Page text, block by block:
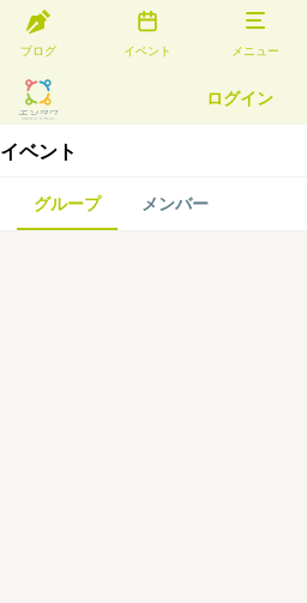
ブログ イベント メニュー
ログイン
イベント
グループ メンバー